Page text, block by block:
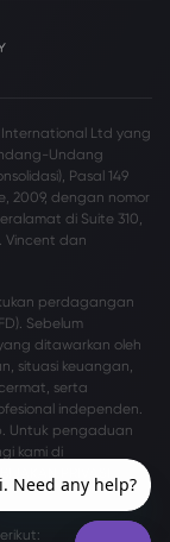
Ltd yang
Undang
Pasal 149
2009, dengan nomor
di Suite 310,
Vincent dan
perdagangan
Sebelum
ditawarkan oleh
situasi keuangan,
serta
independen.
Untuk pengaduan
kami di
PRIVASI
pribadi.